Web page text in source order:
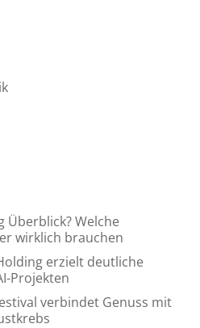
Überblick? Welche
wirklich brauchen
erzielt deutliche
Projekten
verbindet Genuss mit